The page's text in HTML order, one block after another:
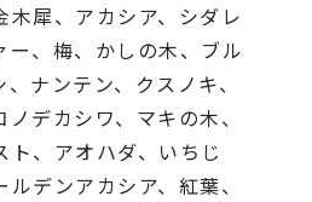
木犀、アカシア、シダレ
ー、梅、かしの木、ブル
ナンテン、クスノキ、
デカシワ、マキの木、
、アオハダ、いちじ
デンアカシア、紅葉、